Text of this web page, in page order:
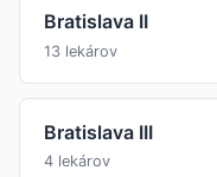
Bratislava II
13 lekárov
Bratislava III
4 lekárov